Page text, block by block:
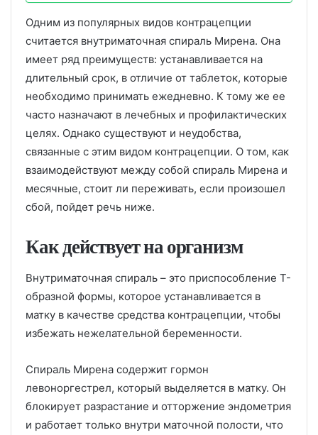
Одним из популярных видов контрацепции
считается внутриматочная спираль Мирена. Она
имеет ряд преимуществ: устанавливается на
длительный срок, в отличие от таблеток, которые
необходимо принимать ежедневно. К тому же ее
часто назначают в лечебных и профилактических
целях. Однако существуют и неудобства,
связанные с этим видом контрацепции. О том, как
взаимодействуют между собой спираль Мирена и
месячные, стоит ли переживать, если произошел
сбой, пойдет речь ниже.
Как действует на организм
Внутриматочная спираль – это приспособление Т-
образной формы, которое устанавливается в
матку в качестве средства контрацепции, чтобы
избежать нежелательной беременности.
Спираль Мирена содержит гормон
левоноргестрел, который выделяется в матку. Он
блокирует разрастание и отторжение эндометрия
и работает только внутри маточной полости, что